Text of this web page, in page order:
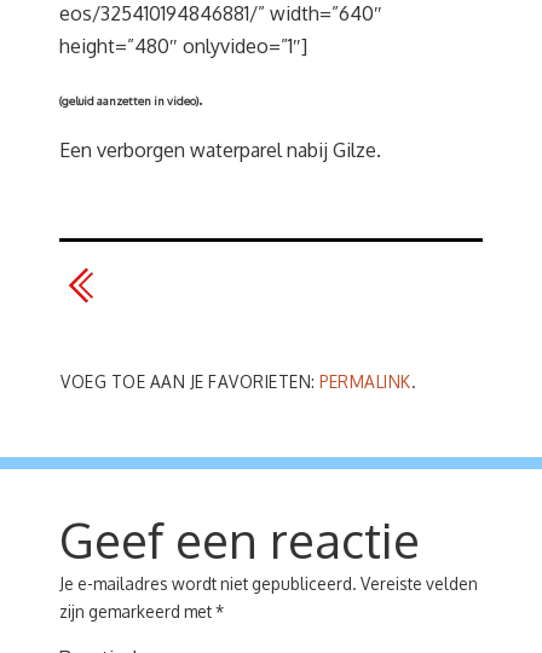
eos/325410194846881/” width=”640″
height=”480″ onlyvideo=”1″]
(geluid aanzetten in video).
Een verborgen waterparel nabij Gilze.
VOEG TOE AAN JE FAVORIETEN: PERMALINK.
Geef een reactie
Je e-mailadres wordt niet gepubliceerd. Vereiste velden
zijn gemarkeerd met*